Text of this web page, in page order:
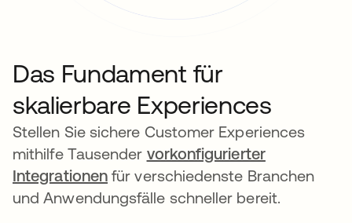
Das Fundament für
skalierbare Experiences
Stellen Sie sichere Customer Experiences
mithilfe Tausender vorkonfigurierter
Integrationen für verschiedenste Branchen
und Anwendungsfälle schneller bereit.